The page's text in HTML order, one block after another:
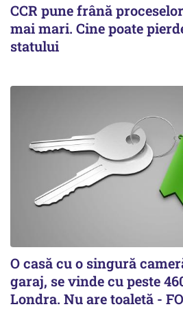
CCR pune frână
mai mari. Cine poate
statului
O casă cu o singură
garaj, se vinde cu peste
Londra. Nu are toaletă -